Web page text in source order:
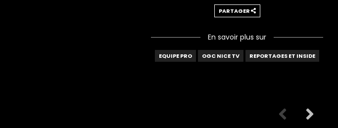
PARTAGER
En savoir plus sur
EQUIPE PRO OGC NICE TV REPORTAGES ET INSIDE